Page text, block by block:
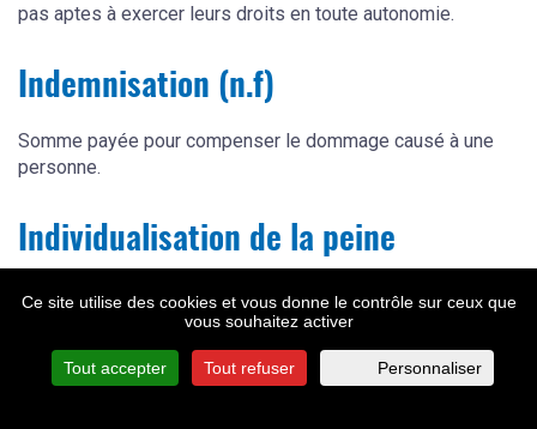
Ce site utilise des cookies et vous donne le contrôle sur ceux que
vous souhaitez activer
Tout accepter Tout refuser Personnaliser
pas aptes à exercer leurs droits en toute autonomie.
Indemnisation (n.f)
Somme payée pour compenser le dommage causé à une
personne.
Individualisation de la peine
Principe qui permet aux juges d’adapter la sanction d’une
personne condamnée ainsi que les modalités de son
exécution, afin de tenir compte et des circonstances de
l’infraction et de la personnalité et du parcours de son